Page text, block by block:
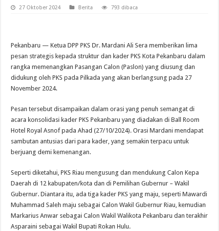
27 Oktober 2024 Berita 793 dibaca
Pekanbaru — Ketua DPP PKS Dr. Mardani Ali Sera memberikan lima
pesan strategis kepada struktur dan kader PKS Kota Pekanbaru dalam
rangka memenangkan Pasangan Calon (Paslon) yang diusung dan
didukung oleh PKS pada Pilkada yang akan berlangsung pada 27
November 2024.
Pesan tersebut disampaikan dalam orasi yang penuh semangat di
acara konsolidasi kader PKS Pekanbaru yang diadakan di Ball Room
Hotel Royal Asnof pada Ahad (27/10/2024). Orasi Mardani mendapat
sambutan antusias dari para kader, yang semakin terpacu untuk
berjuang demi kemenangan.
Seperti diketahui, PKS Riau mengusung dan mendukung Calon Kepa
Daerah di 12 kabupaten/kota dan di Pemilihan Gubernur – Wakil
Gubernur. Diantara itu, ada tiga kader PKS yang maju, seperti Mawardi
Muhammad Saleh maju sebagai Calon Wakil Gubernur Riau, kemudian
Markarius Anwar sebagai Calon Wakil Walikota Pekanbaru dan terakhir
Asparaini sebagai Wakil Bupati Rokan Hulu.